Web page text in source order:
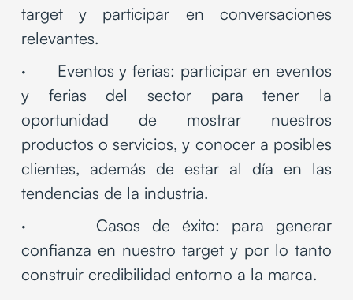
target y participar en conversaciones
relevantes.
· Eventos y ferias: participar en eventos
y ferias del sector para tener la
oportunidad de mostrar nuestros
productos o servicios, y conocer a posibles
clientes, además de estar al día en las
tendencias de la industria.
· Casos de éxito: para generar
confianza en nuestro target y por lo tanto
construir credibilidad entorno a la marca.